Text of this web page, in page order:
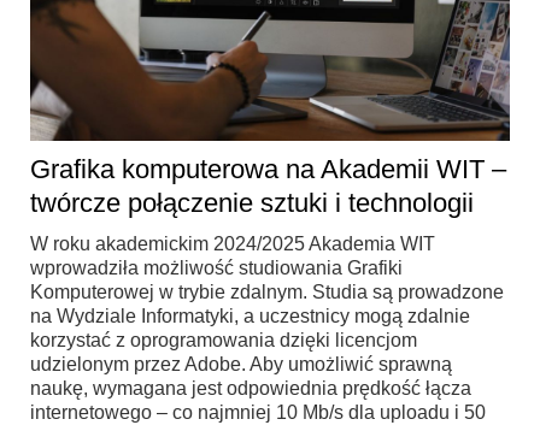
Grafika komputerowa na Akademii WIT –
twórcze połączenie sztuki i technologii
W roku akademickim 2024/2025 Akademia WIT
wprowadziła możliwość studiowania Grafiki
Komputerowej w trybie zdalnym. Studia są prowadzone
na Wydziale Informatyki, a uczestnicy mogą zdalnie
korzystać z oprogramowania dzięki licencjom
udzielonym przez Adobe. Aby umożliwić sprawną
naukę, wymagana jest odpowiednia prędkość łącza
internetowego – co najmniej 10 Mb/s dla uploadu i 50